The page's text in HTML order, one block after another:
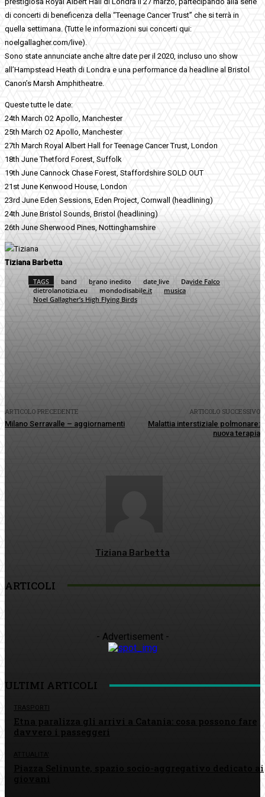
di concerti di beneficenza della “Teenage Cancer Trust” che si terrà in
quella settimana. (Tutte le informazioni sui concerti qui:
noelgallagher.com/live).
Sono state annunciate anche altre date per il 2020, incluso uno show
all’Hampstead Heath di Londra e una performance da headline al Bristol
Canon’s Marsh Amphitheatre.
Queste tutte le date:
24th March O2 Apollo, Manchester
25th March O2 Apollo, Manchester
27th March Royal Albert Hall for Teenage Cancer Trust, London
18th June Thetford Forest, Suffolk
19th June Cannock Chase Forest, Staffordshire SOLD OUT
21st June Kenwood House, London
23rd June Eden Sessions, Eden Project, Cornwall (headlining)
24th June Bristol Sounds, Bristol (headlining)
26th June Sherwood Pines, Nottinghamshire
Tiziana Barbetta
TAGS band brano inedito date live
Davide Falco
dietrolanotizia.eu
mondodisabile.it
musica
Noel Gallagher’s High Flying Birds
ARTICOLO PRECEDENTE
Milano Serravalle – aggiornamenti
ARTICOLO SUCCESSIVO
Malattia interstiziale polmonare:
nuova terapia
Tiziana Barbetta
ARTICOLI
- Advertisement -
ULTIMI ARTICOLI
TRASPORTI
Etna paralizza gli arrivi a Catania: cosa possono fare
davvero i passeggeri
Piazza Selinunte, spazio socio-aggregativo dedicato ai